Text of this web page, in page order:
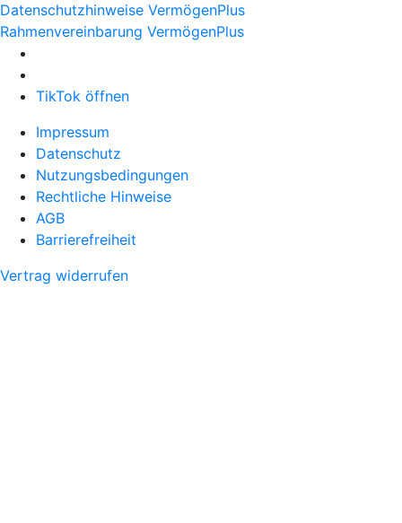
Datenschutzhinweise VermögenPlus
Rahmenvereinbarung VermögenPlus
TikTok öffnen
Impressum
Datenschutz
Nutzungsbedingungen
Rechtliche Hinweise
AGB
Barrierefreiheit
Vertrag widerrufen